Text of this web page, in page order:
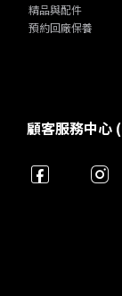
精品與配件
預約回廠保養
顧客服務中心